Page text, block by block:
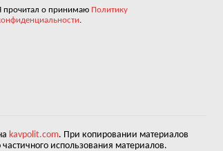
прочитал о принимаю Политику
.
kavpolit.com. При копировании материалов
использования материалов.